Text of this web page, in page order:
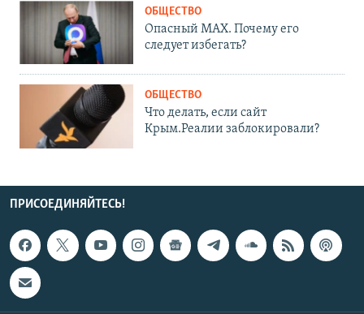
ОБЩЕСТВО
Опасный MAX. Почему его
следует избегать?
ОБЩЕСТВО
Что делать, если сайт
Крым.Реалии заблокировали?
ПРИСОЕДИНЯЙТЕСЬ!